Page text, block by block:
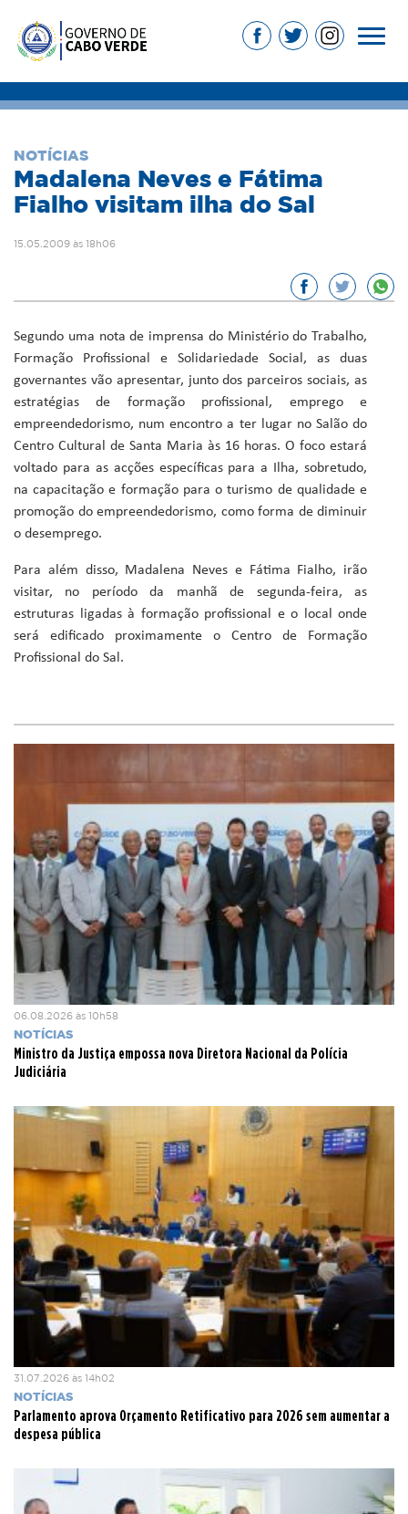
NOTÍCIAS
Madalena Neves e Fátima
Fialho visitam ilha do Sal
15.05.2009 às 18h06
Segundo uma nota de imprensa do Ministério do Trabalho,
Formação Profissional e Solidariedade Social, as duas
governantes vão apresentar, junto dos parceiros sociais, as
estratégias de formação profissional, emprego e
empreendedorismo, num encontro a ter lugar no Salão do
Centro Cultural de Santa Maria às 16 horas. O foco estará
voltado para as acções específicas para a Ilha, sobretudo,
na capacitação e formação para o turismo de qualidade e
promoção do empreendedorismo, como forma de diminuir
o desemprego.
Para além disso, Madalena Neves e Fátima Fialho, irão
visitar, no período da manhã de segunda-feira, as
estruturas ligadas à formação profissional e o local onde
será edificado proximamente o Centro de Formação
Profissional do Sal.
06.08.2026 às 10h58
NOTÍCIAS
Ministro da Justiça empossa nova Diretora Nacional da Polícia
Judiciária
31.07.2026 às 14h02
NOTÍCIAS
Parlamento aprova Orçamento Retificativo para 2026 sem aumentar a
despesa pública